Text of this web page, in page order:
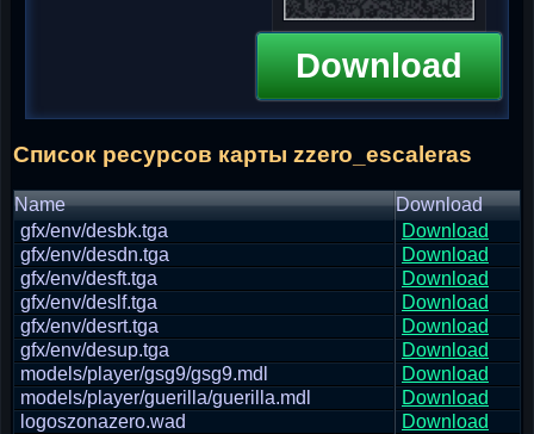
Download
Список ресурсов карты zzero_escaleras
Name
Download
gfx/env/desbk.tga
Download
gfx/env/desdn.tga
Download
gfx/env/desft.tga
Download
gfx/env/deslf.tga
Download
gfx/env/desrt.tga
Download
gfx/env/desup.tga
Download
models/player/gsg9/gsg9.mdl
Download
models/player/guerilla/guerilla.mdl
Download
logoszonazero.wad
Download